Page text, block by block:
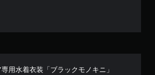
用水着衣装「ブラックモノキニ」